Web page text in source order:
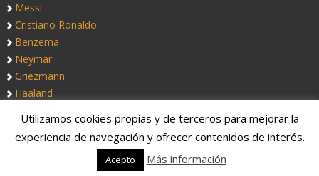
Messi
Cristiano Ronaldo
Benzema
Neymar
Griezmann
Haaland
Copyright © 2019. SomosNotas de Fútbol
, un blog de fútbol
colectivo. Fichajes, rumores, altas y bajas.
Aviso Legal Quiénes somos Contacto
Utilizamos cookies propias y de terceros para mejorar la
experiencia de navegación y ofrecer contenidos de interés.
Acepto Más información